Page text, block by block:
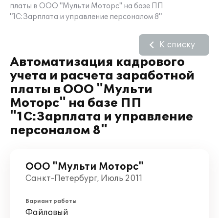
платы в ООО "Мульти Моторс" на базе ПП
"1С:Зарплата и управление персоналом 8"
Автоматизация кадрового
учета и расчета заработной
платы в ООО "Мульти
Моторс" на базе ПП
"1С:Зарплата и управление
персоналом 8"
К списку
ООО "Мульти Моторс"
Санкт-Петербург, Июль 2011
Вариант работы
Файловый